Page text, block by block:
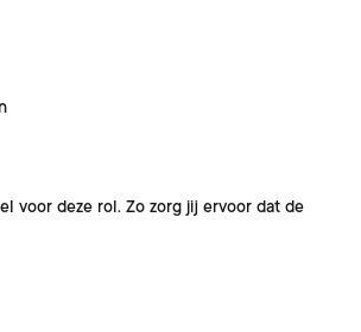
voor deze rol. Zo zorg jij ervoor dat de